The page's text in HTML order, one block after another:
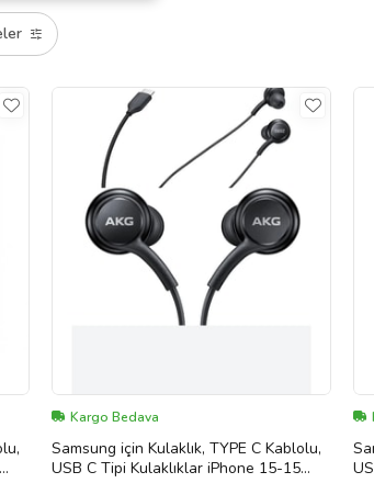
Kargo Bedava
Samsung için Kulaklık, TYPE C Kablolu,
USB C Tipi Kulaklıklar iPhone 15-15